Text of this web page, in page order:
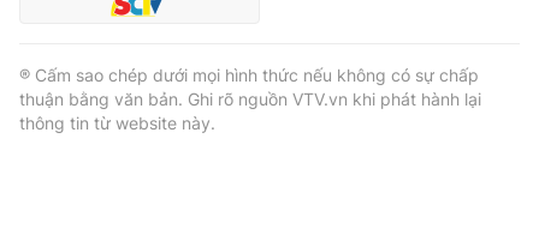
® Cấm sao chép dưới mọi hình thức nếu không có sự chấp
thuận bằng văn bản. Ghi rõ nguồn VTV.vn khi phát hành lại
thông tin từ website này.